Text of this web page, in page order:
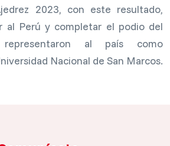
2023, con este resultado,
al Perú y completar el podio del
al país como
Nacional de San Marcos.